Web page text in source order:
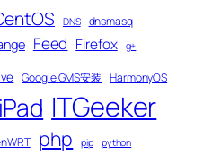
DNS dnsmasq
Feed Firefox g+
Google GMS安装 HarmonyOS
iPad ITGeeker
php pip python